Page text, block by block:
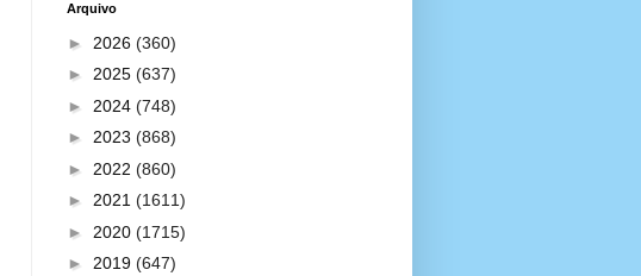
Arquivo
► 2026 (360)
► 2025 (637)
► 2024 (748)
► 2023 (868)
► 2022 (860)
► 2021 (1611)
► 2020 (1715)
► 2019 (647)